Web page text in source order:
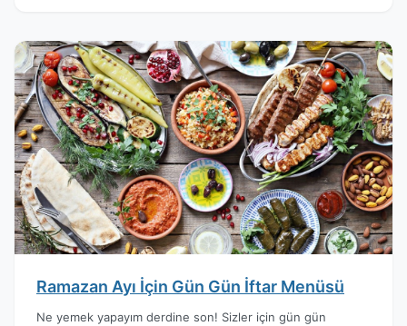
Ramazan Ayı İçin Gün Gün İftar Menüsü
Ne yemek yapayım derdine son! Sizler için gün gün